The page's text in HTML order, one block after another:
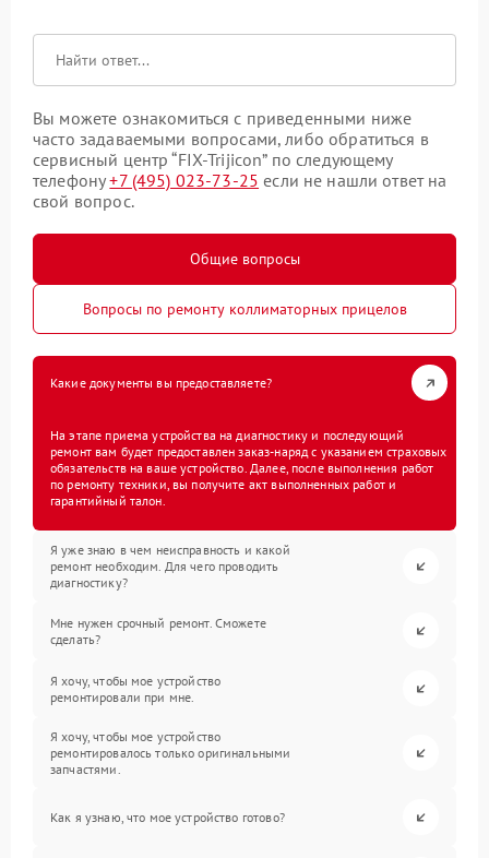
Вы можете ознакомиться с приведенными ниже
часто задаваемыми вопросами, либо обратиться в
сервисный центр “FIX-Trijicon” по следующему
телефону+7 (495) 023-73-25 если не нашли ответ на
свой вопрос.
Общие вопросы
Вопросы по ремонту коллиматорных прицелов
Какие документы вы предоставляете?
На этапе приема устройства на диагностику и последующий
ремонт вам будет предоставлен заказ-наряд с указанием страховых
обязательств на ваше устройство. Далее, после выполнения работ
по ремонту техники, вы получите акт выполненных работ и
гарантийный талон.
Я уже знаю в чем неисправность и какой
ремонт необходим. Для чего проводить
диагностику?
Мне нужен срочный ремонт. Сможете
сделать?
Я хочу, чтобы мое устройство
ремонтировали при мне.
Я хочу, чтобы мое устройство
ремонтировалось только оригинальными
запчастями.
Как я узнаю, что мое устройство готово?